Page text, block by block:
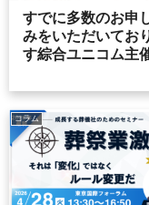
すでに多数のお申
みをいただいてお
す綜合ユニコム主
泉が登壇します！
な施策をご紹介、
内容を発表！
コラム